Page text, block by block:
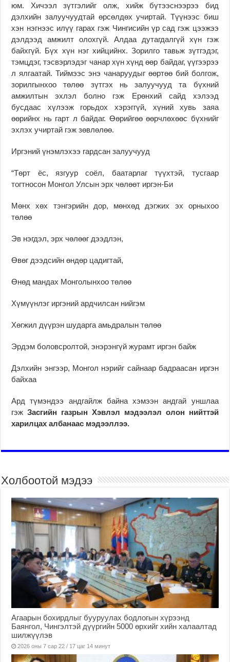
юм. Хичээл зүтгэлийг олж, хийж бүтээснээрээ бид
дэлхийн залуучуудтай өрсөлдөх учиртай. Түүнээс биш
хэн нэгнээс илүү гарах гэж Чингисийн үр сад гэж цээжээ
дэлдээд амжилт олохгүй. Алдаа дутагдалгүй хүн гэж
байхгүй. Бүх хүн нэг хийцийнх. Зорилго тавьж зүтгэдэг,
тэмцдэг, тэсвэрлэдэг чанар хүн хүнд өөр байдаг, үүгээрээ
л ялгаатай. Тиймээс энэ чанаруудыг өөртөө бий болгож,
зорилгынхоо төлөө зүтгэх нь залуучууд та бүхний
амжилтын эхлэл болно гэж Ерөнхий сайд хэлээд
бусдаас хүлээж горьдох хэрэггүй, хүний хувь заяа
өөрийнх нь гарт л байдаг. Өөрийгөө өөрчлөхөөс бүхнийг
эхлэх учиртай гэж зөвлөлөө.
Иргэний үнэмлэхээ гардсан залуучууд
“Төрт ёс, язгуур соёл, баатарлаг түүхтэй, тусгаар
тогтносон Монгол Улсын эрх чөлөөт иргэн-Би
Мөнх хөх тэнгэрийн дор, мөнхөд дэгжих эх орныхоо
төлөө
Эв нэгдэл, эрх чөлөөг дээдлэн,
Өвөг дээдсийн өндөр цадигтай,
Өнөд мандах Монголынхоо төлөө
Хүмүүнлэг иргэний ардчилсан нийгэм
Хөгжил дүүрэн шударга амьдралын төлөө
Эрдэм боловсролтой, энэрэнгүй журамт иргэн байж
Дэлхийн энгээр, Монгол нэрийг сайнаар бадраасан иргэн
байхаа
Ард түмэндээ андгайлж байна хэмээн андгай уншлаа
гэжЗасгийн газрын Хэвлэл мэдээлэл олон нийттэй
харилцах албанаас мэдээллээ.
Холбоотой мэдээ
Агаарын бохирдлыг бууруулах бодлогын хүрээнд
Баянгол, Чингэлтэй дүүргийн 5000 өрхийг хийн халаалтад
шилжүүлэв
2026 оны 7 сар 22 / 17 цаг 14 минут